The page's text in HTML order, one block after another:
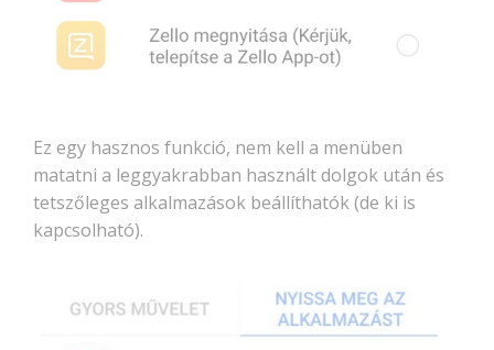
Ez egy hasznos funkció, nem kell a menüben
matatni a leggyakrabban használt dolgok után és
tetszőleges alkalmazások beállíthatók (de ki is
kapcsolható).